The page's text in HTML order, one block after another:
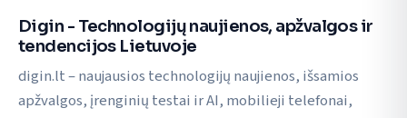
Digin - Technologijų naujienos, apžvalgos ir
tendencijos Lietuvoje
digin.lt – naujausios technologijų naujienos, išsamios
apžvalgos, įrenginių testai ir AI, mobilieji telefonai,